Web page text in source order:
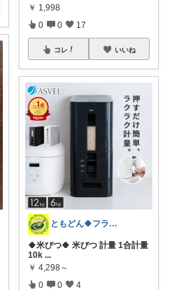
￥ 1,998
0 0 17
コレ いいね
ともどん🍀フライパン料理ある暮らし🍳
🍀米びつ🍀 米びつ 計量 1合計量
10k ...
￥ 4,298～
0 0 4